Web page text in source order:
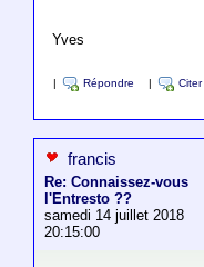
Yves
Répondre Citer
francis
Re: Connaissez-vous
l'Entresto ??
samedi 14 juillet 2018
20:15:00